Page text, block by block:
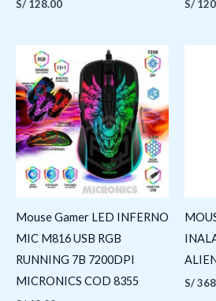
S/ 128.00 S/
Mouse Gamer LED INFERNO
MIC M816 USB RGB
RUNNING 7B 7200DPI
MICRONICS COD 8355
S/